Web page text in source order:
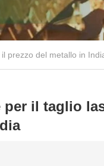
prezzo del metallo in
il taglio